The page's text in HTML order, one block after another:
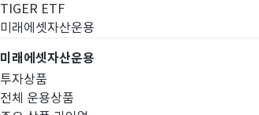
TIGER ETF
미래에셋자산운용
미래에셋자산운용
투자상품
전체 운용상품